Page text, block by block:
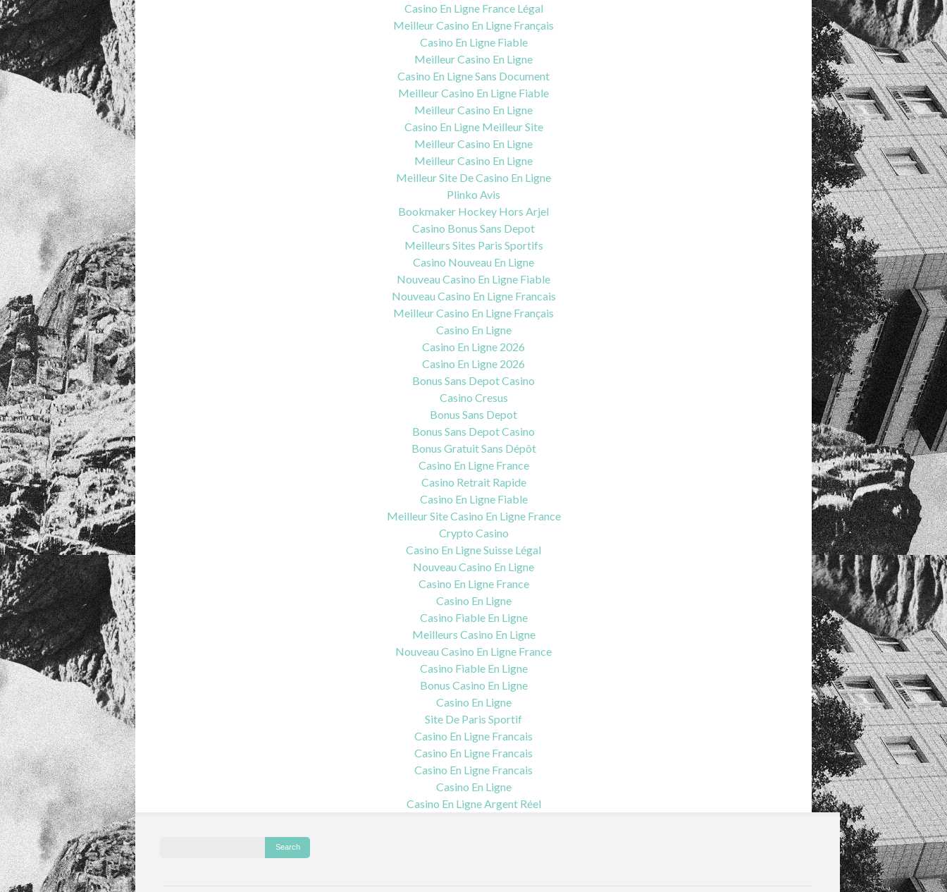
Casino En Ligne France Légal
Meilleur Casino En Ligne Français
Casino En Ligne Fiable
Meilleur Casino En Ligne
Casino En Ligne Sans Document
Meilleur Casino En Ligne Fiable
Meilleur Casino En Ligne
Casino En Ligne Meilleur Site
Meilleur Casino En Ligne
Meilleur Casino En Ligne
Meilleur Site De Casino En Ligne
Plinko Avis
Bookmaker Hockey Hors Arjel
Casino Bonus Sans Depot
Meilleurs Sites Paris Sportifs
Casino Nouveau En Ligne
Nouveau Casino En Ligne Fiable
Nouveau Casino En Ligne Francais
Meilleur Casino En Ligne Français
Casino En Ligne
Casino En Ligne 2026
Casino En Ligne 2026
Bonus Sans Depot Casino
Casino Cresus
Bonus Sans Depot
Bonus Sans Depot Casino
Bonus Gratuit Sans Dépôt
Casino En Ligne France
Casino Retrait Rapide
Casino En Ligne Fiable
Meilleur Site Casino En Ligne France
Crypto Casino
Casino En Ligne Suisse Légal
Nouveau Casino En Ligne
Casino En Ligne France
Casino En Ligne
Casino Fiable En Ligne
Meilleurs Casino En Ligne
Nouveau Casino En Ligne France
Casino Fiable En Ligne
Bonus Casino En Ligne
Casino En Ligne
Site De Paris Sportif
Casino En Ligne Francais
Casino En Ligne Francais
Casino En Ligne Francais
Casino En Ligne
Casino En Ligne Argent Réel